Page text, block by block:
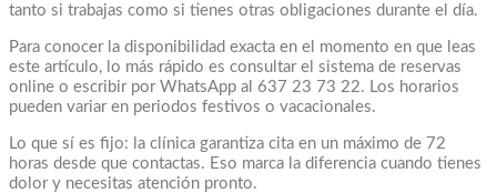
tanto si trabajas como si tienes otras obligaciones durante el día.
Para conocer la disponibilidad exacta en el momento en que leas
este artículo, lo más rápido es consultar el sistema de reservas
online o escribir por WhatsApp al 637 23 73 22. Los horarios
pueden variar en periodos festivos o vacacionales.
Lo que sí es fijo: la clínica garantiza cita en un máximo de 72
horas desde que contactas. Eso marca la diferencia cuando tienes
dolor y necesitas atención pronto.